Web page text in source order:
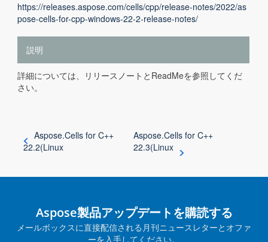
https://releases.aspose.com/cells/cpp/release-notes/2022/as
pose-cells-for-cpp-windows-22-2-release-notes/
説明
詳細については、リリースノートとReadMeを参照してくだ
さい。
Aspose.Cells for C++
22.2(Linux
Aspose.Cells for C++
22.3(Linux
Aspose製品アップデートを購読する
メールボックスに直接配信される月刊ニュースレターとオファ
ーを入手してください。